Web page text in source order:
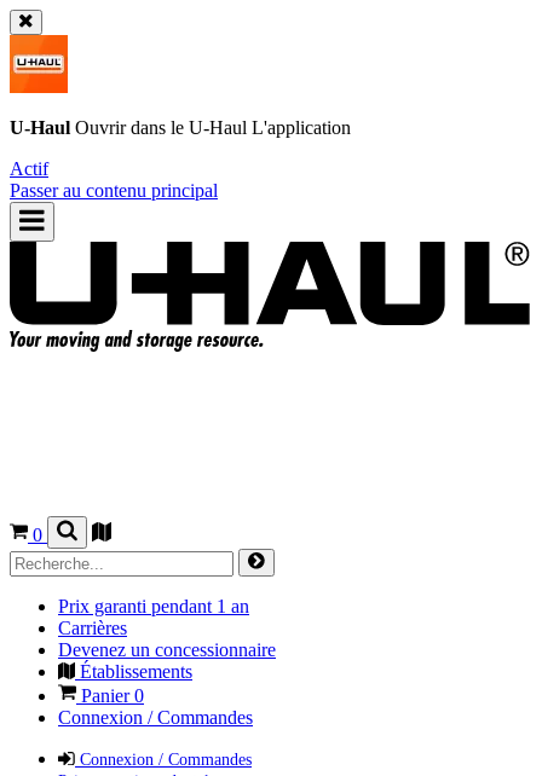
U-Haul Ouvrir dans le U-Haul L'application
Actif
Passer au contenu principal
0
Prix garanti pendant 1 an
Carrières
Devenez un concessionnaire
Établissements
Panier0
Connexion / Commandes
Connexion / Commandes